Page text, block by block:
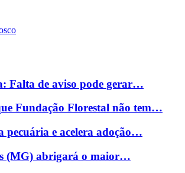
Falta de aviso pode gerar…
Fundação Florestal não tem…
pecuária e acelera adoção…
(MG) abrigará o maior…